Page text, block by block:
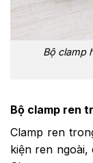
Bộ clamp
Bộ clamp ren
Clamp ren
kiện ren